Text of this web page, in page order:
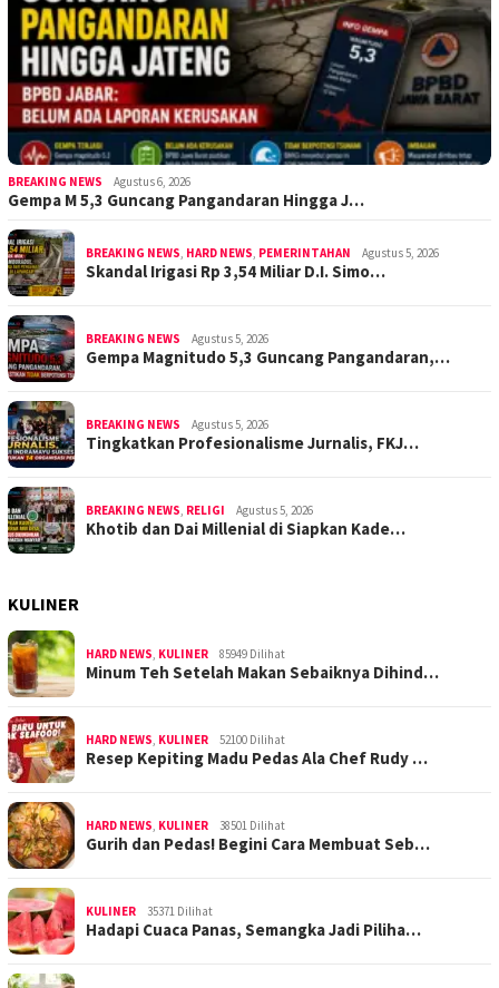
BREAKING NEWS Agustus 6, 2026
Gempa M 5,3 Guncang Pangandaran Hingga J…
BREAKING NEWS, HARD NEWS, PEMERINTAHAN Agustus 5, 2026
Skandal Irigasi Rp 3,54 Miliar D.I. Simo…
BREAKING NEWS Agustus 5, 2026
Gempa Magnitudo 5,3 Guncang Pangandaran,…
BREAKING NEWS Agustus 5, 2026
Tingkatkan Profesionalisme Jurnalis, FKJ…
BREAKING NEWS, RELIGI Agustus 5, 2026
Khotib dan Dai Millenial di Siapkan Kade…
KULINER
HARD NEWS, KULINER 85949 Dilihat
Minum Teh Setelah Makan Sebaiknya Dihind…
HARD NEWS, KULINER 52100 Dilihat
Resep Kepiting Madu Pedas Ala Chef Rudy …
HARD NEWS, KULINER 38501 Dilihat
Gurih dan Pedas! Begini Cara Membuat Seb…
KULINER 35371 Dilihat
Hadapi Cuaca Panas, Semangka Jadi Piliha…